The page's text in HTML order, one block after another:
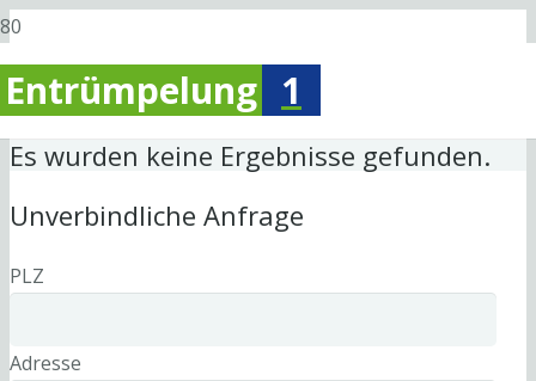
Entrümpelung 1
Es wurden keine Ergebnisse gefunden.
Unverbindliche Anfrage
PLZ
Adresse